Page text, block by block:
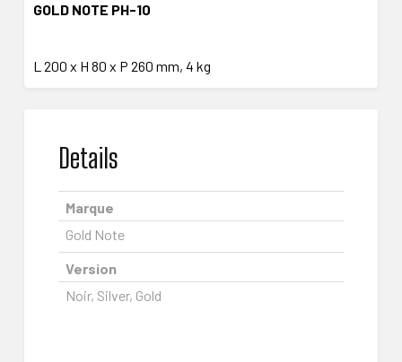
GOLD NOTE PH-10
L 200 x H 80 x P 260 mm, 4 kg
Details
Marque
Gold Note
Version
Noir, Silver, Gold